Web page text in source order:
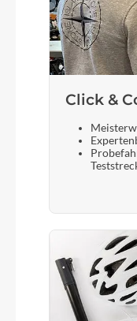
BMX-Style
Click &